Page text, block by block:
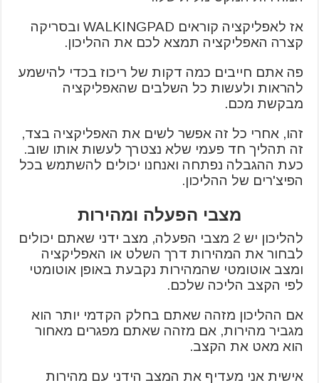
אז לאפליקציה קוראים WALKINGPAD ובסריקה
קצרה האפליקציה תמצא לכם את ההליכון.
פה אתם חייבים כמה דקות של ריכוז בכדי להישמע
להראות ולעשות כל השלבים שהאפליקציה
מבקשת מכם.
זהו, אחרי כל זה אפשר לשים את האפליקציה בצד,
זה תהליך חד פעמי שלא נצטרך לעשות אותו שוב.
כעת ההגבלה נפתחה ואנחנו יכולים להשתמש בכל
הפיצ'רים של ההליכון.
מצבי הפעלה ומהירות
להליכון יש 2 מצבי הפעלה, מצב ידני שאתם יכולים
לבחור את המהירות דרך השלט או האפליקציה
ומצב אוטומטי שהמהירות נקבעת באופן אוטומטי
לפי הקצב הליכה שלכם.
אם ההליכון מזהה שאתם בחלק הקדמי יותר הוא
מגביר מהירות, אם מזהה שאתם מפגרים מאחור
הוא מאט את הקצב.
אישית אני מעדיף את המצב הידני עם מהירות